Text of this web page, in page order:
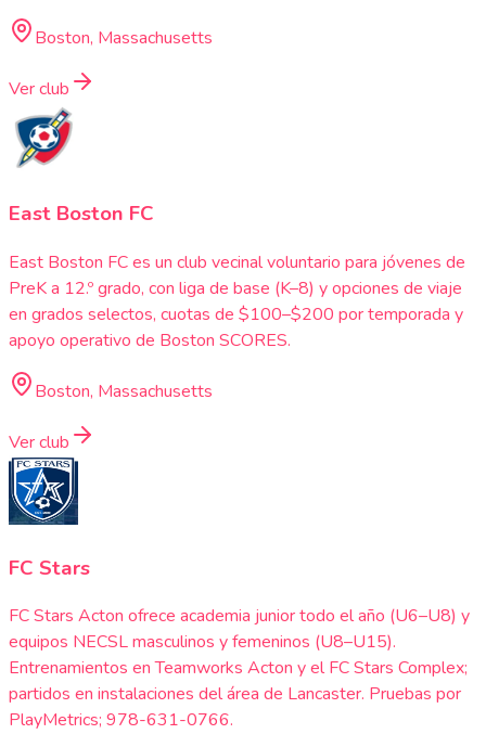
Boston, Massachusetts
Ver club
East Boston FC
East Boston FC es un club vecinal voluntario para jóvenes de
PreK a 12.º grado, con liga de base (K–8) y opciones de viaje
en grados selectos, cuotas de $100–$200 por temporada y
apoyo operativo de Boston SCORES.
Boston, Massachusetts
Ver club
FC Stars
FC Stars Acton ofrece academia junior todo el año (U6–U8) y
equipos NECSL masculinos y femeninos (U8–U15).
Entrenamientos en Teamworks Acton y el FC Stars Complex;
partidos en instalaciones del área de Lancaster. Pruebas por
PlayMetrics; 978-631-0766.